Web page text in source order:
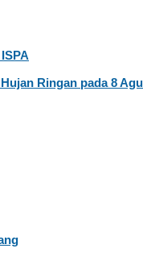
Ringan pada 8